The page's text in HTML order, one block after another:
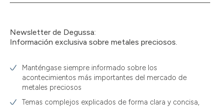
Newsletter de Degussa:
Información exclusiva sobre metales preciosos.
Manténgase siempre informado sobre los
acontecimientos más importantes del mercado de
metales preciosos
Temas complejos explicados de forma clara y concisa,